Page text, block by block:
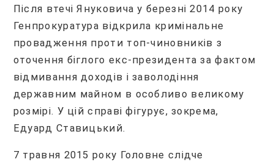
Після втечі Януковича у березні 2014 року
Генпрокуратура відкрила кримінальне
провадження проти топ-чиновників з
оточення біглого екс-президента за фактом
відмивання доходів і заволодіння
державним майном в особливо великому
розмірі. У цій справі фігурує, зокрема,
Едуард Ставицький.
7 травня 2015 року Головне слідче